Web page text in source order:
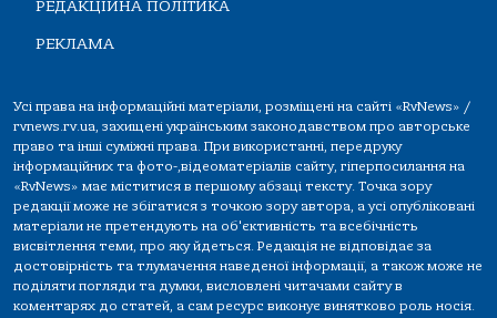
РЕДАКЦІЙНА ПОЛІТИКА
РЕКЛАМА
Усі права на інформаційні матеріали, розміщені на сайті «RvNews» /
rvnews.rv.ua, захищені українським законодавством про авторське
право та інші суміжні права. При використанні, передруку
інформаційних та фото-,відеоматеріалів сайту, гіперпосилання на
«RvNews» має міститися в першому абзаці тексту. Точка зору
редакції може не збігатися з точкою зору автора, а усі опубліковані
матеріали не претендують на об'єктивність та всебічність
висвітлення теми, про яку йдеться. Редакція не відповідає за
достовірність та тлумачення наведеної інформації, а також може не
поділяти погляди та думки, висловлені читачами сайту в
коментарях до статей, а сам ресурс виконує винятково роль носія.